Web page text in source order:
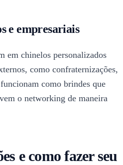
e empresariais
em chinelos personalizados
como confraternizações,
como brindes que
o networking de maneira
e como fazer seu